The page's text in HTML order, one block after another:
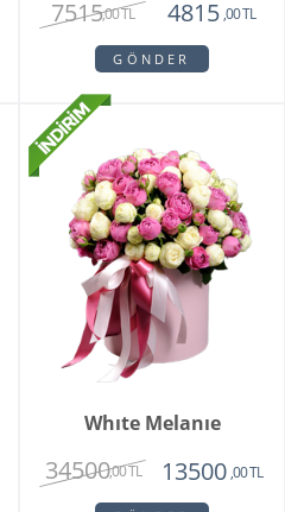
7515,00 TL 4815,00 TL
GÖNDER
Whıte Melanıe
34500,00 TL 13500 ,00 TL